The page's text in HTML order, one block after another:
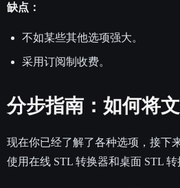
缺点：
不如某些其他选项强大。
采用订阅制收费。
分步指南：如何将
现在你已经了解了各种选项，接下
使用在线 STL 转换器和桌面 STL 转